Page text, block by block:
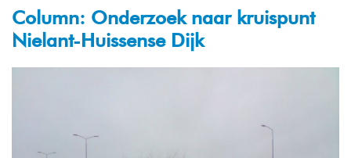
Column: Onderzoek naar kruispunt
Nielant-Huissense Dijk